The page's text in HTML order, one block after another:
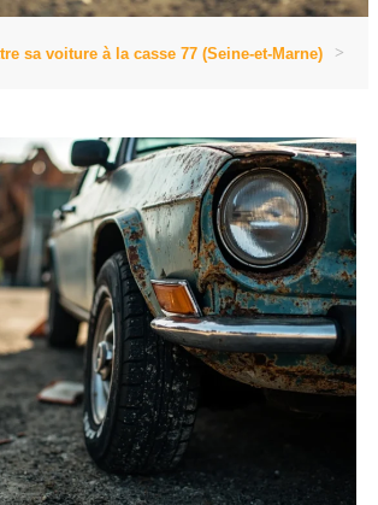
sa voiture à la casse 77 (Seine-et-Marne)